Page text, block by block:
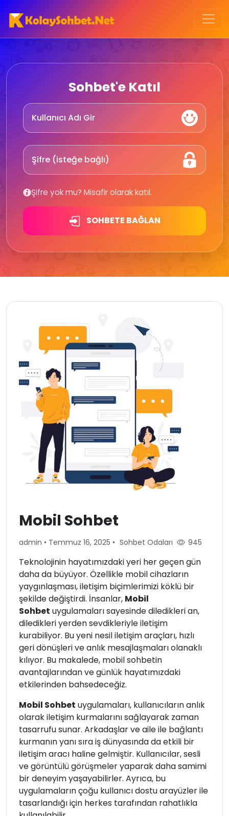
Sohbet'e Katıl
Şifre yok mu? Misafir olarak katıl.
SOHBETE BAĞLAN
Mobil Sohbet
admin • Temmuz 16, 2025 • Sohbet Odaları 945
Teknolojinin hayatımızdaki yeri her geçen gün
daha da büyüyor. Özellikle mobil cihazların
yaygınlaşması, iletişim biçimlerimizi köklü bir
şekilde değiştirdi. İnsanlar, Mobil
Sohbet uygulamaları sayesinde diledikleri an,
diledikleri yerden sevdikleriyle iletişim
kurabiliyor. Bu yeni nesil iletişim araçları, hızlı
geri dönüşleri ve anlık mesajlaşmaları olanaklı
kılıyor. Bu makalede, mobil sohbetin
avantajlarından ve günlük hayatımızdaki
etkilerinden bahsedeceğiz.
Mobil Sohbet uygulamaları, kullanıcıların anlık
olarak iletişim kurmalarını sağlayarak zaman
tasarrufu sunar. Arkadaşlar ve aile ile bağlantı
kurmanın yanı sıra iş dünyasında da etkili bir
iletişim aracı haline gelmiştir. Kullanıcılar, sesli
ve görüntülü görüşmeler yaparak daha samimi
bir deneyim yaşayabilirler. Ayrıca, bu
uygulamaların çoğu kullanıcı dostu arayüzler ile
tasarlandığı için herkes tarafından rahatlıkla